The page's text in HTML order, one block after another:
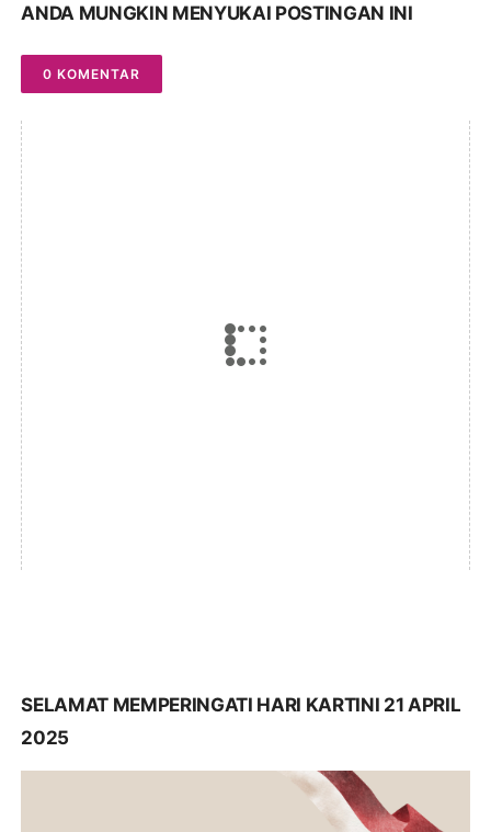
ANDA MUNGKIN MENYUKAI POSTINGAN INI
0 KOMENTAR
SELAMAT MEMPERINGATI HARI KARTINI 21 APRIL
2025